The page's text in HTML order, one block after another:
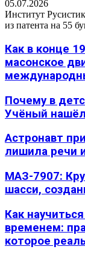
05.07.2026
Институт
из патента на 55
Как в конце
масонское
Почему в
Учёный
Астронавт
лишила речи
МАЗ-7907:
шасси,
Как
временем:
которое